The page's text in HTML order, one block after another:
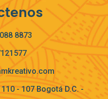
8873
- 107 Bogotá D.C. -